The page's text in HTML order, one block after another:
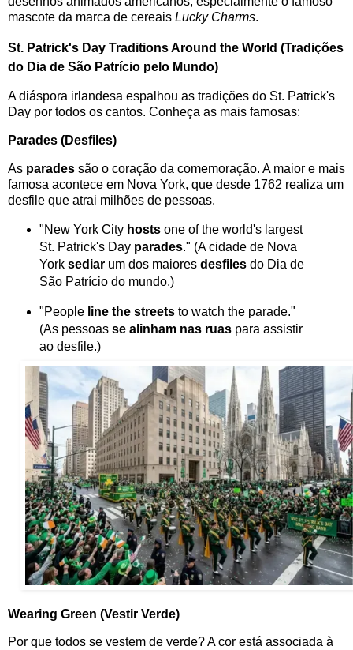
mascote da marca de cereais Lucky Charms.
St. Patrick's Day Traditions Around the World (Tradições
do Dia de São Patrício pelo Mundo)
A diáspora irlandesa espalhou as tradições do St. Patrick's
Day por todos os cantos. Conheça as mais famosas:
Parades (Desfiles)
As parades são o coração da comemoração. A maior e mais
famosa acontece em Nova York, que desde 1762 realiza um
desfile que atrai milhões de pessoas.
"New York City hostsone of the world's largest
St. Patrick's Day parades." (A cidade de Nova
York sediarum dos maiores desfilesdo Dia de
São Patrício do mundo.)
"People line the streetsto watch the parade."
(As pessoas se alinham nas ruaspara assistir
ao desfile.)
Wearing Green (Vestir Verde)
Por que todos se vestem de verde? A cor está associada à